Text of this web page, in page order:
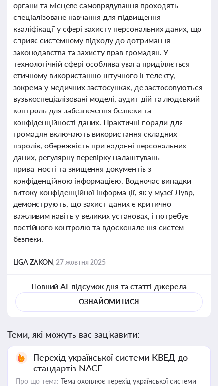
органи та місцеве самоврядування проходять
спеціалізоване навчання для підвищення
кваліфікації у сфері захисту персональних даних, що
сприяє системному підходу до дотримання
законодавства та захисту прав громадян. У
технологічній сфері особлива увага приділяється
етичному використанню штучного інтелекту,
зокрема у медичних застосунках, де застосовуються
вузькоспеціалізовані моделі, аудит дій та людський
контроль для забезпечення безпеки та
конфіденційності даних. Практичні поради для
громадян включають використання складних
паролів, обережність при наданні персональних
даних, регулярну перевірку налаштувань
приватності та знищення документів з
конфіденційною інформацією. Водночас випадки
витоку конфіденційної інформації, як у музеї Лувр,
демонструють, що захист даних є критично
важливим навіть у великих установах, і потребує
постійного контролю та вдосконалення систем
безпеки.
LIGA ZAKON, 27 жовтня 2025
Повний AI-підсумок дня та статті-джерела
ОЗНАЙОМИТИСЯ
Теми, які можуть вас зацікавити:
Перехід української системи КВЕД до
стандартів NACE
Про що тема: Тема охоплює перехід української системи